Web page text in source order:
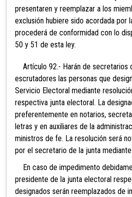
presentaren y reemplazar a los
exclusión hubiere sido acordada por
procederá de conformidad con lo
50 y 51 de esta ley.
Artículo 92.- Harán de secretarios
escrutadores las personas que
Servicio Electoral mediante
respectiva junta electoral. La
preferentemente en notarios,
letras y en auxiliares de la
ministros de fe. La resolución será
por el secretario de la junta
En caso de impedimento
presidente de la junta electoral
designados serán reemplazados de